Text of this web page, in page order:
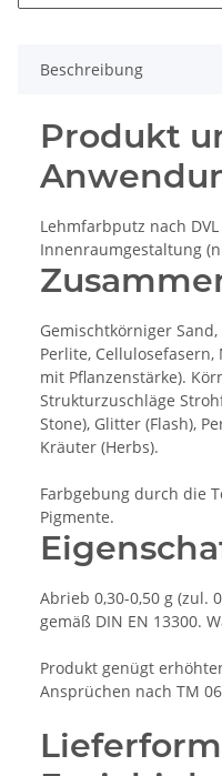
Beschreibung
Produkt
Lehmfarbputz nach
Innenraumgestaltung
Gemischtkörniger
Perlite, Cellulosefasern,
mit Pflanzenstärke).
Strukturzuschläge
Stone), Glitter (Flash),
Kräuter (Herbs).
Farbgebung durch die
Pigmente.
Abrieb 0,30-0,50 g (zul.
gemäß DIN EN 13300.
Produkt genügt
Ansprüchen nach TM 06